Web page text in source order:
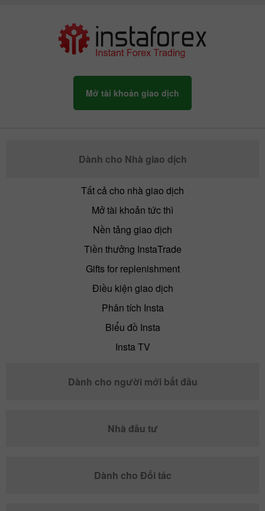
Mở tài khoản giao dịch
Dành cho Nhà giao dịch
Tất cả cho nhà giao dịch
Mở tài khoản tức thì
Nền tảng giao dịch
Tiền thưởng InstaTrade
Gifts for replenishment
Điều kiện giao dịch
Phân tích Insta
Biểu đồ Insta
Insta TV
Dành cho người mới bắt đầu
Nhà đầu tư
Dành cho Đối tác